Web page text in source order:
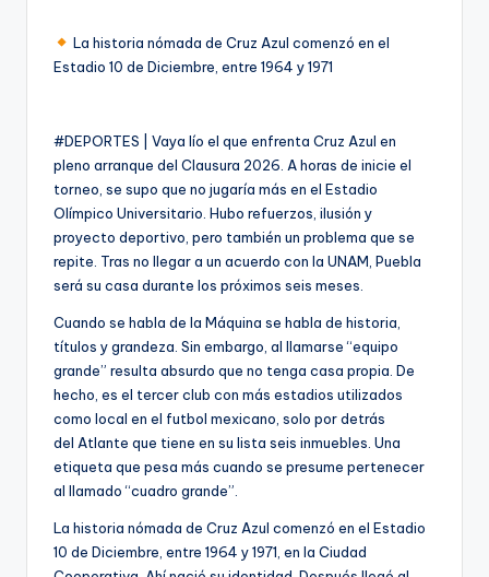
La historia nómada de Cruz Azul comenzó en el
Estadio 10 de Diciembre, entre 1964 y 1971
#DEPORTES | Vaya lío el que enfrenta Cruz Azul en
pleno arranque del Clausura 2026. A horas de inicie el
torneo, se supo que no jugaría más en el Estadio
Olímpico Universitario. Hubo refuerzos, ilusión y
proyecto deportivo, pero también un problema que se
repite. Tras no llegar a un acuerdo con la UNAM, Puebla
será su casa durante los próximos seis meses.
Cuando se habla de la Máquina se habla de historia,
títulos y grandeza. Sin embargo, al llamarse “equipo
grande” resulta absurdo que no tenga casa propia. De
hecho, es el tercer club con más estadios utilizados
como local en el futbol mexicano, solo por detrás
del Atlante que tiene en su lista seis inmuebles. Una
etiqueta que pesa más cuando se presume pertenecer
al llamado “cuadro grande”.
La historia nómada de Cruz Azul comenzó en el Estadio
10 de Diciembre, entre 1964 y 1971, en la Ciudad